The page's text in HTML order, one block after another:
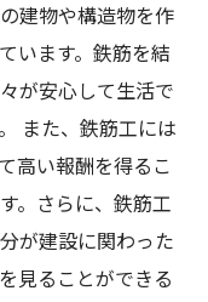
建物や構造物を作
います。鉄筋を結
が安心して生活で
また、鉄筋工には
高い報酬を得るこ
。さらに、鉄筋工
が建設に関わった
見ることができる